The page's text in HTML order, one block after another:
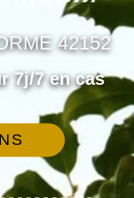
42152
7j/7 en cas